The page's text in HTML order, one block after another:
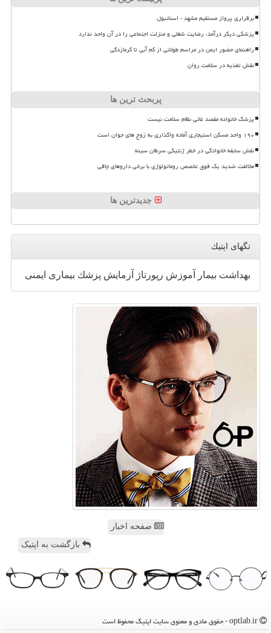
برقراری پرواز مستقیم مشهد - استانبول
پزشکی دیگر درآمد، رضایت شغلی و منزلت اجتماعی را در آن واحد ندارد
راهنمای حضور ایمن در مراسم طولانی از کم آبی تا گرمازدگی
نقش تغذیه در سلامت روان
پربحث ترین ها
پزشک خانواده مقصد غائی نظام سلامت نیست
۱۹۰ واحد مسکن استیجاری آماده واگذاری به زوج های جوان است
نقش سابقه خانوادگی در خطر ژنتیکی سرطان سینه
مخالفت شدید یک فوق تخصص روماتولوژی با برخی داروهای چاقی
جدیدترین ها
تگهای اپتیك
بهداشت بیمار آموزش رپورتاژ آزمایش پزشك بیماری ایمنی
صفحه اخبار
بازگشت به اپتیک